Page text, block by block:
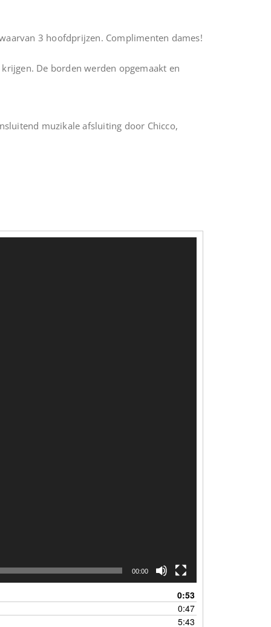
3 hoofdprijzen. Complimenten dames!
De borden werden opgemaakt en
muzikale afsluiting door Chicco,
00:00
0:53
0:47
5:43